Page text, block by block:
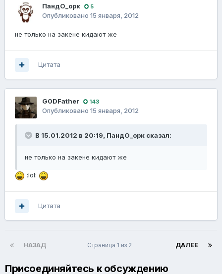
ПандО_орк 5
Опубликовано 15 января, 2012
не только на закене кидают же
Цитата
G0DFathеr 143
Опубликовано 15 января, 2012
В 15.01.2012 в 20:19, ПандО_орк сказал:
не только на закене кидают же
:lol:
Цитата
НАЗАД ДАЛЕЕ
Страница 1 из 2
Присоединяйтесь к обсуждению